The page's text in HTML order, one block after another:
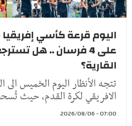
اليوم قرعة كأسي
على 4 فرسان .. هل
القارية؟
تتجه الأنظار اليوم الخميس الى
الافريقي لكرة القدم، حيث
07:00 - 2026/08/06